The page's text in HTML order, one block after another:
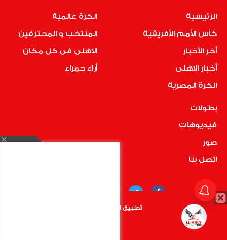
الرئيسية
كأس الأمم الأفريقية
أخر الأخبار
أخبار الاهلى
الكرة المصرية
الكرة عالمية
المنتخب و المحترفين
الاهلى فى كل مكان
أراء حمراء
بطولات
فيديوهات
صور
اتصل بنا
COPYRIGHT © 2019 RedMedia | ALL RIGHTS RESERVED
تطبيق الأهلي.كوم متاح الأن